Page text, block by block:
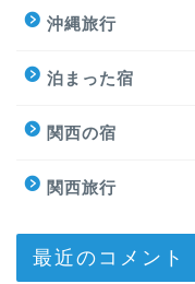
沖縄旅行
泊まった宿
関西の宿
関西旅行
最近のコメント